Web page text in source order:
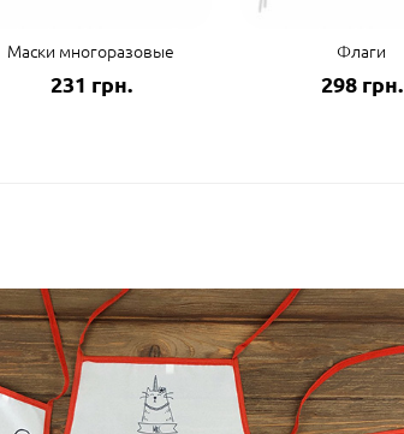
Маски многоразовые
231 грн.
Флаги
298 грн.